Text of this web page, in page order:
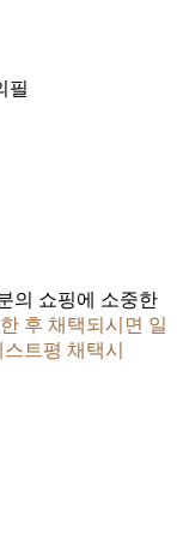
필
의 쇼핑에 소중한
후 채택되시면 일
트평 채택시